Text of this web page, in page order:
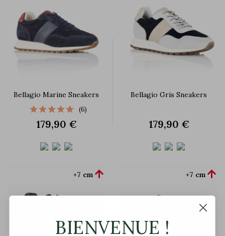
Bellagio Marine Sneakers
(6)
179,90 €
Bellagio Gris Sneakers
179,90 €
+7 cm  +7 cm 
BIENVENUE !